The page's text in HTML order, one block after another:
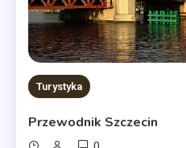
Turystyka
Przewodnik Szczecin